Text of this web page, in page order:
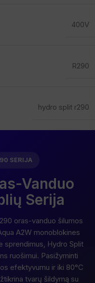
400V
R290
hydro split r290
SERIJA
Vanduo
Serija
oras-vanduo šilumos
A2W monoblokines
sprendimus, Hydro Split
ruošimui. Pasižyminti
efektyvumu ir iki 80°C
tvarų šildymą su